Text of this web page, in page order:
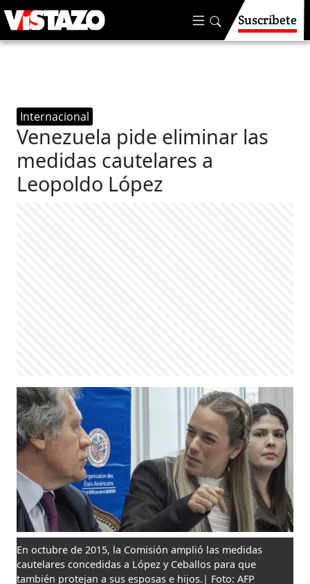
Suscríbete
Internacional
Venezuela pide eliminar las
medidas cautelares a
Leopoldo López
En octubre de 2015, la Comisión amplió las medidas
cautelares concedidas a López y Ceballos para que
también protejan a sus esposas e hijos.| Foto: AFP